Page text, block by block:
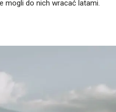
mogli do nich wracać latami.